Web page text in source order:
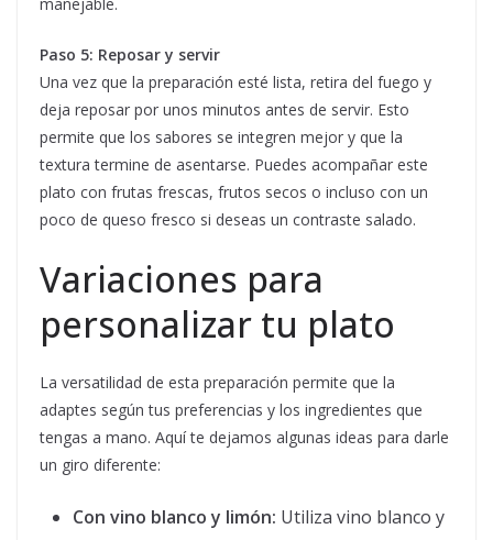
Paso 5: Reposar y servir
Una vez que la preparación esté lista, retira del fuego y
deja reposar por unos minutos antes de servir. Esto
permite que los sabores se integren mejor y que la
textura termine de asentarse. Puedes acompañar este
plato con frutas frescas, frutos secos o incluso con un
poco de queso fresco si deseas un contraste salado.
Variaciones para
personalizar tu plato
La versatilidad de esta preparación permite que la
adaptes según tus preferencias y los ingredientes que
tengas a mano. Aquí te dejamos algunas ideas para darle
un giro diferente:
Con vino blanco y limón: Utiliza vino blanco y